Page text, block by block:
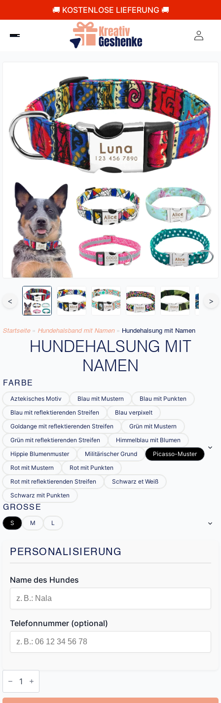
🚚 KOSTENLOSE LIEFERUNG 🚚
< >
Startseite » Hundehalsband mit Namen​ » Hundehalsung mit Namen
HUNDEHALSUNG MIT
NAMEN
FARBE
Aztekisches Motiv Blau mit Mustern
Blau mit Punkten
Blau mit reflektierenden Streifen
Blau verpixelt
Goldange mit reflektierenden Streifen
Grün mit Mustern
Grün mit reflektierenden Streifen
Himmelblau mit Blumen
Hippie Blumenmuster
Militärischer Grund
Picasso-Muster
Rot mit Mustern
Rot mit Punkten
Rot mit reflektierenden Streifen
Schwarz et Weiß
Schwarz mit Punkten
GRÖSSE
S M L
PERSONALISIERUNG
Name des Hundes
Telefonnummer (optional)
Hundehalsung
mit
Menge